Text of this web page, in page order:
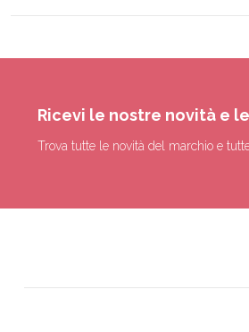
Ricevi le nostre novità e
Trova tutte le novità del marchio e